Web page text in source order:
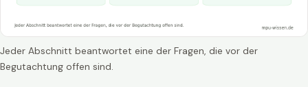
Jeder Abschnitt beantwortet eine der Fragen, die vor der
Begutachtung offen sind.